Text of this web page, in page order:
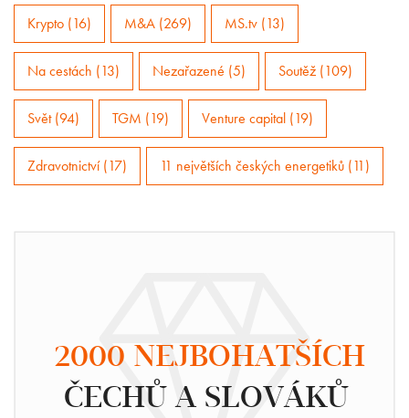
Krypto (16) M&A (269) MS.tv (13)
Na cestách (13) Nezařazené (5) Soutěž (109)
Svět (94) TGM (19) Venture capital (19)
Zdravotnictví (17) 11 největších českých energetiků (11)
2000 NEJBOHATŠÍCH
ČECHŮ A SLOVÁKŮ